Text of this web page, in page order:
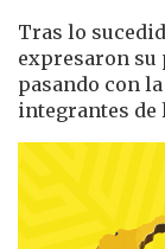
Tras lo
expresaron su
pasando con
integrantes de